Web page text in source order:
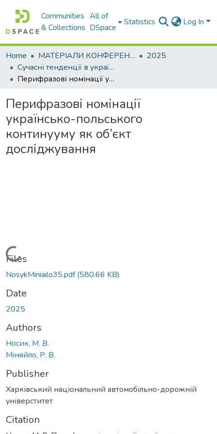
Communities
& Collections
All of
DSpace
Statistics Log In
Home МАТЕРІАЛИ КОНФЕРЕНЦІЙ
2025
Сучасні тенденції в українській і світовій гуманітаристиці
Перифразові номінації українсько-польського континууму як об’єкт досліджування
Перифразові номінації
українсько-польського
континууму як об’єкт
досліджування
Loading...
Files
NosykMiniailo35.pdf(580.66 KB)
Date
2025
Authors
Носик, М. В.
Міняйло, Р. В.
Publisher
Харківський національний автомобільно-дорожній
універститет
Citation